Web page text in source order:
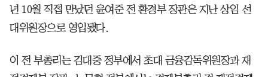
년 10월 직접 만났던 윤여준 전 환경부 장관은 지난 상임 선
대위원장으로 영입됐다.
이 전 부총리는 김대중 정부에서 초대 금융감독위원장과 재